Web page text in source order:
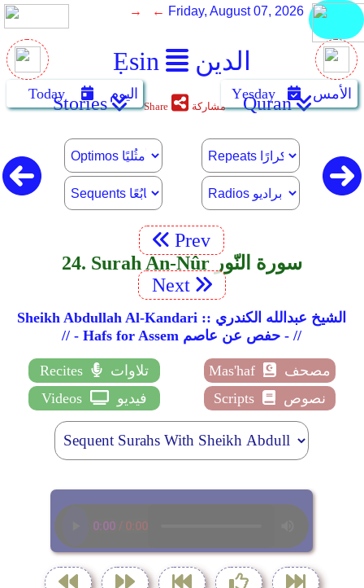
Ẹsin الدين
→ ← Friday, August 07, 2026
Today اليوم Yẹsday الأمس Stories Share مشاركة Quran
Prev
24. Surah An-Nûr سورة النّور
Next
Sheikh Abdullah Al-Kandari :: الشيخ عبدالله الكندري
// - Hafs for Assem حفص عن عاصم - //
Recites تلاوات Mas'haf
مصحف
Videos
فيديو Scripts نصوص